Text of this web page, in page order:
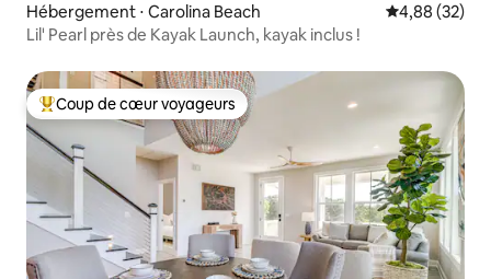
Hébergement ⋅ Carolina Beach Évaluation
4,88 (32)
Lil' Pearl près de Kayak Launch, kayak inclus !
Coups de cœur voyageurs les plus appréciés
Coup de cœur voyageurs